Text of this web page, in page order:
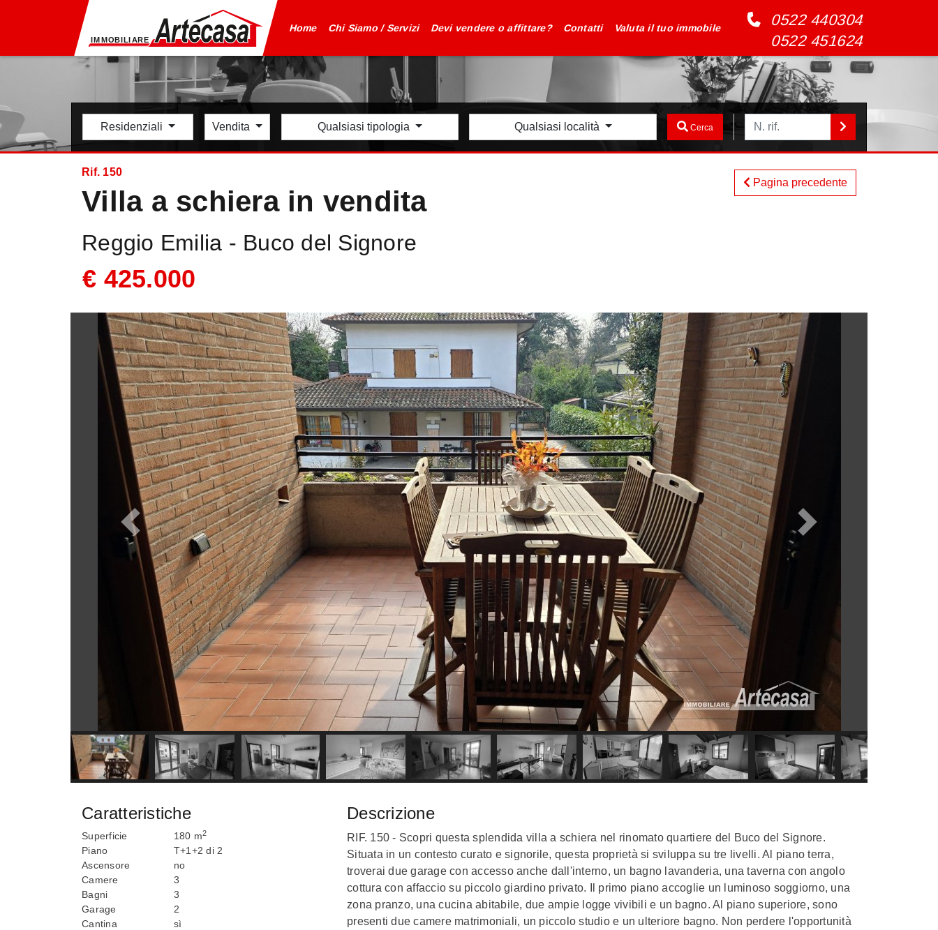
Home Chi Siamo / Servizi Devi vendere o affittare? Contatti Valuta il tuo immobile
0522 440304
0522 451624
Residenziali Vendita Qualsiasi tipologia Qualsiasi località Cerca
Rif. 150
Villa a schiera in vendita
Pagina precedente
Reggio Emilia - Buco del Signore
€ 425.000
Descrizione
RIF. 150 - Scopri questa splendida villa a schiera nel rinomato quartiere del Buco del Signore.
Situata in un contesto curato e signorile, questa proprietà si sviluppa su tre livelli. Al piano terra,
troverai due garage con accesso anche dall'interno, un bagno lavanderia, una taverna con angolo
cottura con affaccio su piccolo giardino privato. Il primo piano accoglie un luminoso soggiorno, una
zona pranzo, una cucina abitabile, due ampie logge vivibili e un bagno. Al piano superiore, sono
presenti due camere matrimoniali, un piccolo studio e un ulteriore bagno. Non perdere l'opportunità
Caratteristiche
Superficie 180 m2
Piano
T+1+2 di 2
Ascensore
no
Camere
3
Bagni
3
Garage
2
Cantina
sì